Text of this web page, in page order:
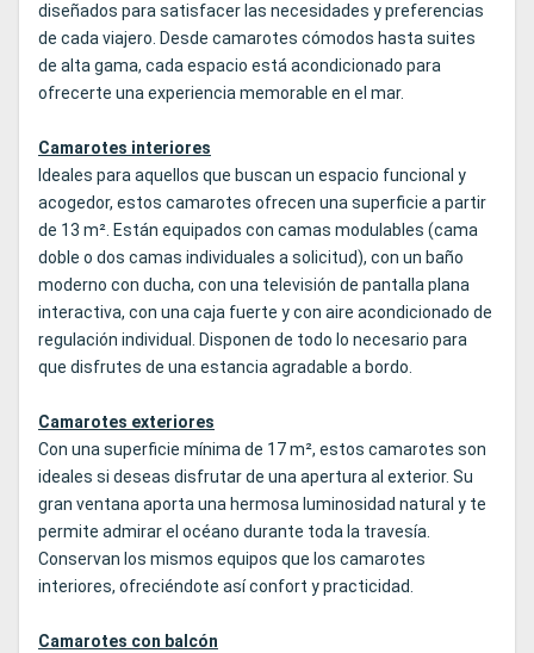
diseñados para satisfacer las necesidades y preferencias
de cada viajero. Desde camarotes cómodos hasta suites
de alta gama, cada espacio está acondicionado para
ofrecerte una experiencia memorable en el mar.
Camarotes interiores
Ideales para aquellos que buscan un espacio funcional y
acogedor, estos camarotes ofrecen una superficie a partir
de 13 m². Están equipados con camas modulables (cama
doble o dos camas individuales a solicitud), con un baño
moderno con ducha, con una televisión de pantalla plana
interactiva, con una caja fuerte y con aire acondicionado de
regulación individual. Disponen de todo lo necesario para
que disfrutes de una estancia agradable a bordo.
Camarotes exteriores
Con una superficie mínima de 17 m², estos camarotes son
ideales si deseas disfrutar de una apertura al exterior. Su
gran ventana aporta una hermosa luminosidad natural y te
permite admirar el océano durante toda la travesía.
Conservan los mismos equipos que los camarotes
interiores, ofreciéndote así confort y practicidad.
Camarotes con balcón